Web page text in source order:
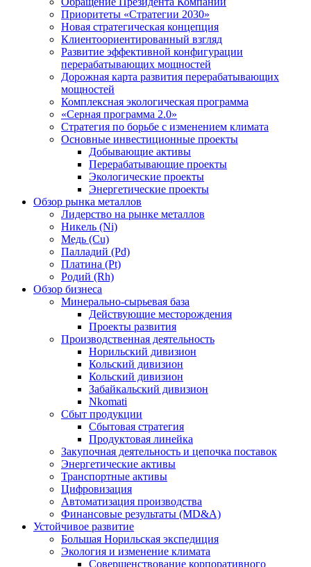
Приоритеты «Стратегии 2030»
Новая стратегическая концепция
Клиентоориентированный взгляд
Развитие эффективной конфигурации
перерабатывающих мощностей
Дорожная карта развития перерабатывающих
мощностей
Комплексная экологическая программа
«Серная программа 2.0»
Стратегия по борьбе с изменением климата
Основные инвестиционные проекты
Добывающие активы
Перерабатывающие проекты
Экологические проекты
Энергетические проекты
Обзор рынка металлов
Лидерство на рынке металлов
Никель (Ni)
Медь (Cu)
Палладий (Pd)
Платина (Pt)
Родий (Rh)
Обзор бизнеса
Минерально-сырьевая база
Действующие месторождения
Проекты развития
Производственная деятельность
Норильский дивизион
Кольский дивизион
Кольский дивизион
Забайкальский дивизион
Nkomati
Сбыт продукции
Сбытовая стратегия
Продуктовая линейка
Закупочная деятельность и цепочка поставок
Энергетические активы
Транспортные активы
Цифровизация
Автоматизация производства
Финансовые результаты (MD&A)
Устойчивое развитие
Большая Норильская экспедиция
Экология и изменение климата
Совершенствование корпоративного